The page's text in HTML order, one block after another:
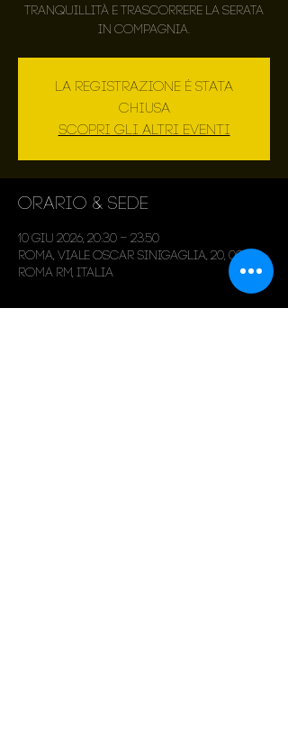
tranquillità e trascorrere la serata
in compagnia.
La registrazione è stata
chiusa
Scopri gli altri eventi
Orario & Sede
10 giu 2026, 20:30 – 23:50
Roma, Viale Oscar Sinigaglia, 20, 00143
Roma RM, Italia